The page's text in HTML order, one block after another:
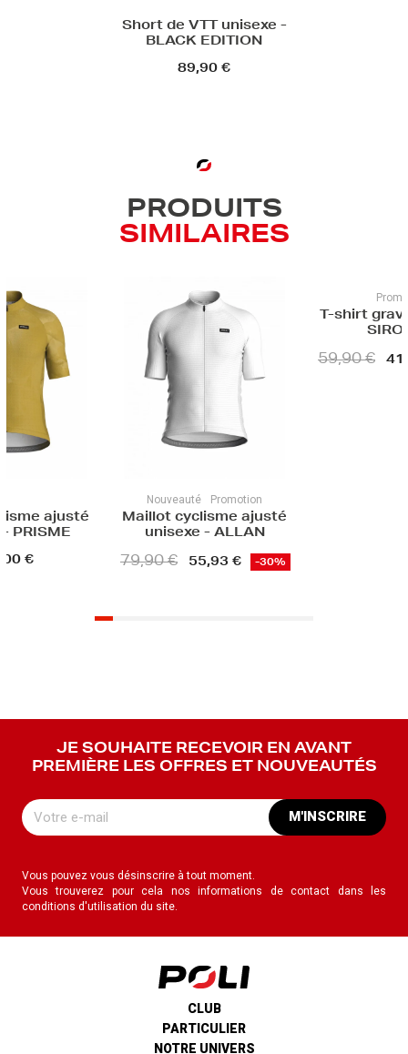
Short de VTT unisexe -
BLACK EDITION
89,90 €
PRODUITS
SIMILAIRES
cyclisme ajusté
- ALLAN
€ 55,93 € -30%
Promotion
T-shirt gravel unisexe -
SIROCCO
59,90 € 41,93 € -30%
JE SOUHAITE RECEVOIR EN AVANT
PREMIÈRE LES OFFRES ET NOUVEAUTÉS
M'INSCRIRE
Vous pouvez vous désinscrire à tout moment.
Vous trouverez pour cela nos informations de contact dans les
conditions d'utilisation du site.
CLUB
PARTICULIER
NOTRE UNIVERS